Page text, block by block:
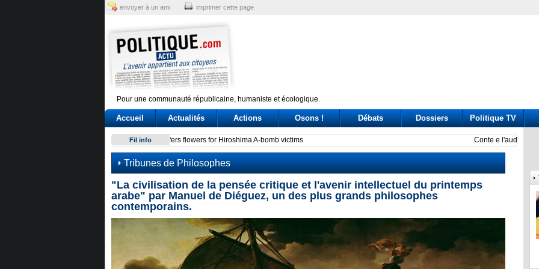
envoyer à un ami imprimer cette page
Pour une communauté républicaine, humaniste et écologique.
Accueil Actualités Actions Osons ! Débats Dossiers Politique TV
Fil info Conte e l'audizione in Commissione Covid: tre ore di «arringa» piene di messaggi (a destra e a sinistra)
Tribunes de Philosophes
"La civilisation de la pensée critique et l'avenir intellectuel du printemps
arabe" par Manuel de Diéguez, un des plus grands philosophes
contemporains.